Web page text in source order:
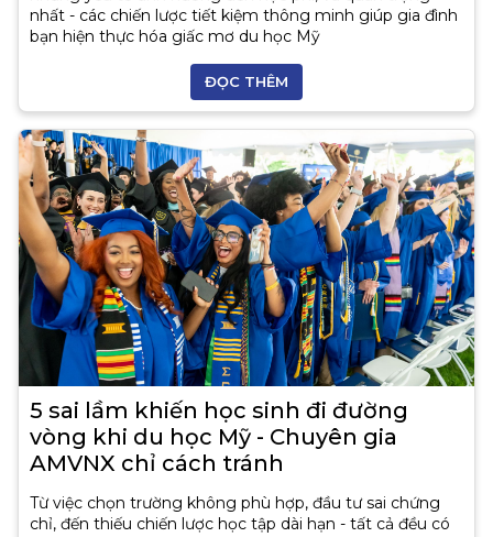
nhất - các chiến lược tiết kiệm thông minh giúp gia đình
bạn hiện thực hóa giấc mơ du học Mỹ
ĐỌC THÊM
5 sai lầm khiến học sinh đi đường
vòng khi du học Mỹ - Chuyên gia
AMVNX chỉ cách tránh
Từ việc chọn trường không phù hợp, đầu tư sai chứng
chỉ, đến thiếu chiến lược học tập dài hạn - tất cả đều có